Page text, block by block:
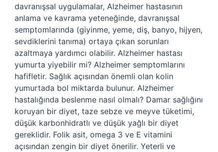
davranışsal uygulamalar, Alzheimer hastasının
anlama ve kavrama yeteneğinde, davranışsal
semptomlarında (giyinme, yeme, diş, banyo, hijyen,
sevdiklerini tanıma) ortaya çıkan sorunları
azaltmaya yardımcı olabilir. Alzheimer hastası
yumurta yiyebilir mi? Alzheimer semptomlarını
hafifletir. Sağlık açısından önemli olan kolin
yumurtada bol miktarda bulunur. Alzheimer
hastalığında beslenme nasıl olmalı? Damar sağlığını
koruyan bir diyet, taze sebze ve meyve tüketimi,
düşük karbonhidratlı ve düşük yağlı bir diyet
gereklidir. Folik asit, omega 3 ve E vitamini
açısından zengin bir diyet önerilir. Yeterli ve